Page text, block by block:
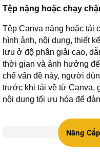
Tệp nặng hoặc chạy
Tệp Canva nặng hoặc tải
hình ảnh, nội dung, thiết
lưu ở độ phân giải cao,
thời gian và ảnh hưởng
chế vấn đề này, người
trước khi tải về từ Canva,
nội dung tối ưu hóa để
Nâng